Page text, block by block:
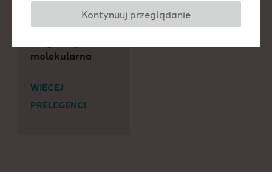
molekularna
WIĘCEJ
PRELEGENCI
Kontynuuj przeglądanie